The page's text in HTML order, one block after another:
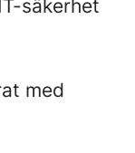
säkerhet
med